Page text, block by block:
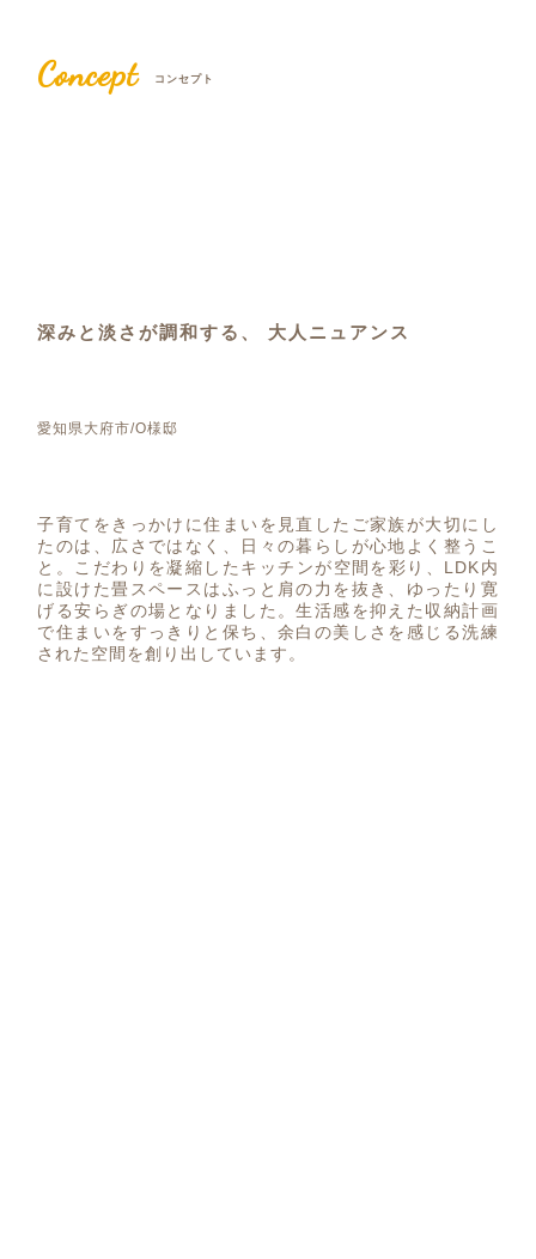
Concept コンセプト
深みと淡さが調和する、 大人ニュアンス
愛知県大府市/O様邸
子育てをきっかけに住まいを見直したご家族が大切にし
たのは、広さではなく、日々の暮らしが心地よく整うこ
と。こだわりを凝縮したキッチンが空間を彩り、LDK内
に設けた畳スペースはふっと肩の力を抜き、ゆったり寛
げる安らぎの場となりました。生活感を抑えた収納計画
で住まいをすっきりと保ち、余白の美しさを感じる洗練
された空間を創り出しています。